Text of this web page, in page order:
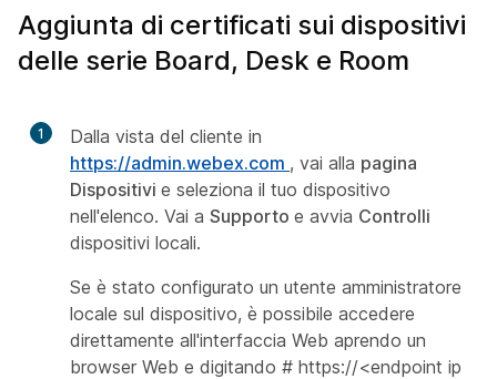
Aggiunta di certificati sui dispositivi
delle serie Board, Desk e Room
1
Dalla vista del cliente in
https://admin.webex.com , vai alla pagina
Dispositivi e seleziona il tuo dispositivo
nell'elenco. Vai a Supporto e avvia Controlli
dispositivi locali.
Se è stato configurato un utente amministratore
locale sul dispositivo, è possibile accedere
direttamente all'interfaccia Web aprendo un
browser Web e digitando # https://<endpoint ip